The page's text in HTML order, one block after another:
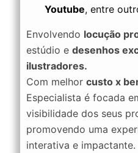
Youtube, entre
Envolvendo locução
estúdio e desenhos
ilustradores.
Com melhor custo x
Especialista é focada
visibilidade dos seus
promovendo uma
interativa e impactante.